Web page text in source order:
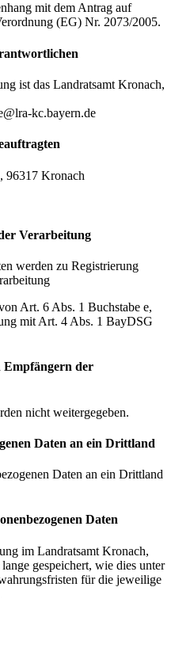
mit dem Antrag auf
(EG) Nr. 2073/2005.
ist das Landratsamt Kronach,
kc.bayern.de
96317 Kronach
Verarbeitung
werden zu Registrierung
Art. 6 Abs. 1 Buchstabe e,
mit Art. 4 Abs. 1 BayDSG
Empfängern der
nicht weitergegeben.
Daten an ein Drittland
Daten an ein Drittland
Daten
im Landratsamt Kronach,
gespeichert, wie dies unter
für die jeweilige